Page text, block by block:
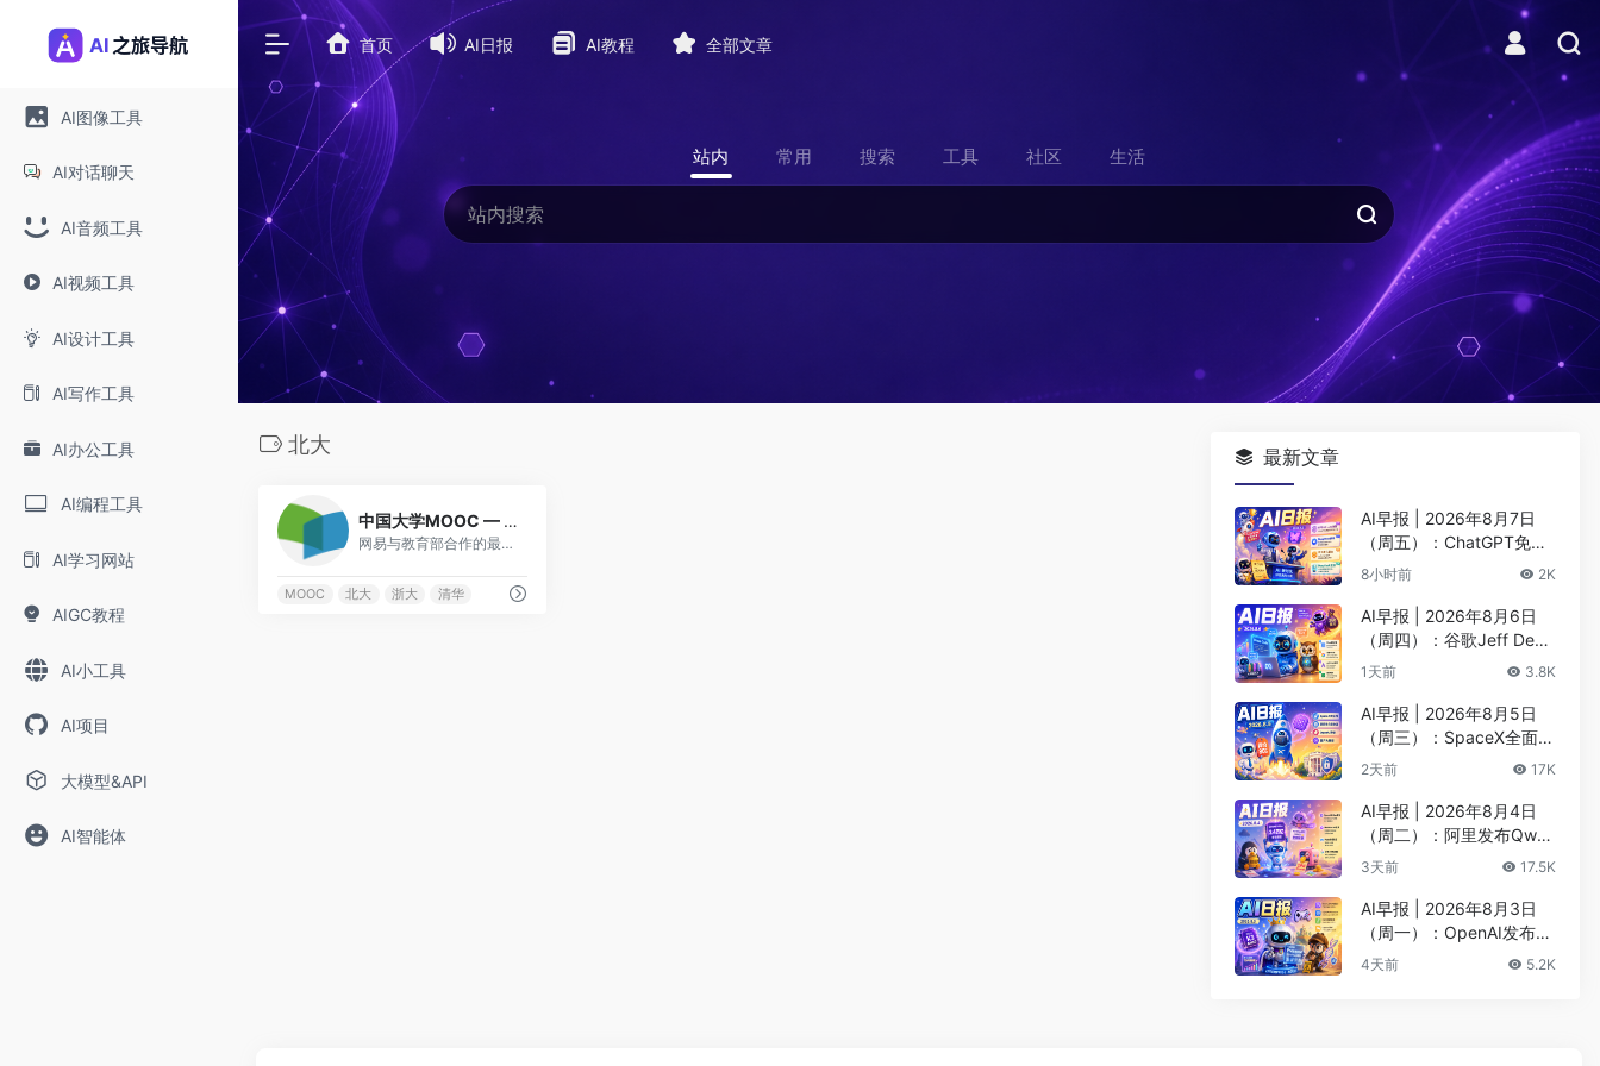
AI图像工具
AI对话聊天
AI音频工具
AI视频工具
AI设计工具
AI写作工具
AI办公工具
AI编程工具
AI学习网站
AIGC教程
AI小工具
AI项目
大模型&API
AI智能体
首页 AI日报 AI教程 全部文章
站内 常用 搜索 工具 社区 生活
北大
中国大学MOOC — 顶尖高校AI课程总入口
网易与教育部合作的最大在线课程平台，汇聚浙大、清华、北大等高校AI课程：浙大机器学习、北大TensorFlow实践等，可获官方证书。
MOOC 北大 浙大 清华
最新文章
AI早报 | 2026年8月7日
（周五）：ChatGPT免费
版升级GPT-5.6 Luna无限
萨比斯卸任CEO
8小时前 2K
AI早报 | 2026年8月6日
（周四）：谷歌Jeff Dean
创办AI科学公司、Meta发
1天前 3.8K
AI早报 | 2026年8月5日
（周三）：SpaceX全面押
注英伟达布局太空AI、四
2天前 17K
AI早报 | 2026年8月4日
（周二）：阿里发布Qwen
3.8-Max旗舰模型、MiniM
3天前 17.5K
AI早报 | 2026年8月3日
（周一）：OpenAI发布Pr
esence、DNA证据被曝可
4天前 5.2K